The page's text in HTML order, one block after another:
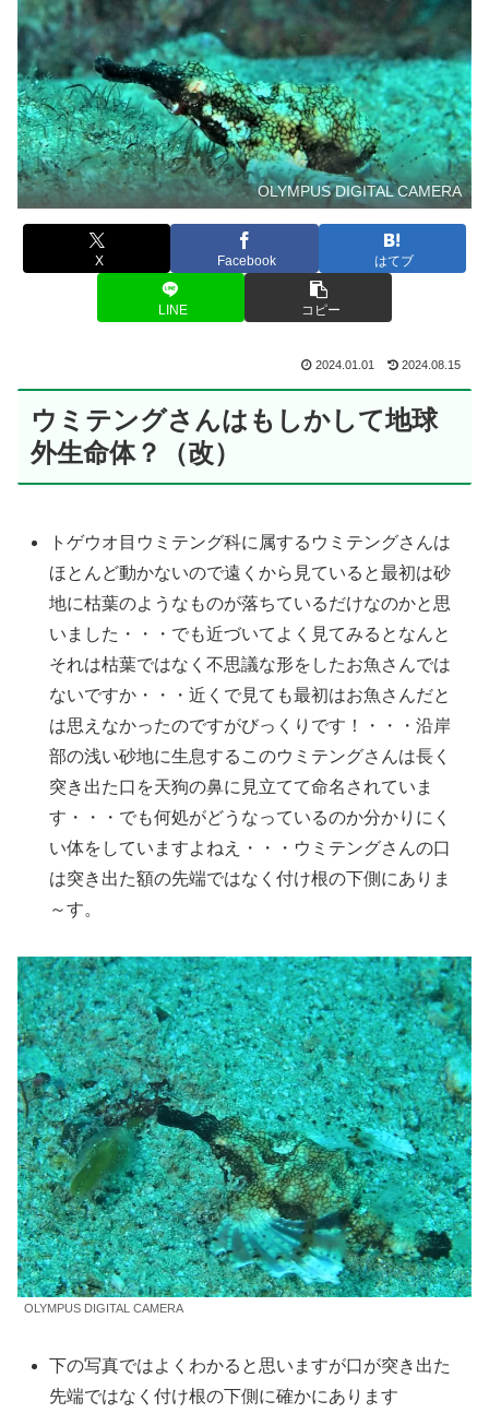
OLYMPUS DIGITAL CAMERA
X Facebook はてブ
LINE コピー
2024.01.01 2024.08.15
ウミテングさんはもしかして地球
外生命体？（改）
トゲウオ目ウミテング科に属するウミテングさんは
ほとんど動かないので遠くから見ていると最初は砂
地に枯葉のようなものが落ちているだけなのかと思
いました・・・でも近づいてよく見てみるとなんと
それは枯葉ではなく不思議な形をしたお魚さんでは
ないですか・・・近くで見ても最初はお魚さんだと
は思えなかったのですがびっくりです！・・・沿岸
部の浅い砂地に生息するこのウミテングさんは長く
突き出た口を天狗の鼻に見立てて命名されていま
す・・・でも何処がどうなっているのか分かりにく
い体をしていますよねえ・・・ウミテングさんの口
は突き出た額の先端ではなく付け根の下側にありま
～す。
OLYMPUS DIGITAL CAMERA
下の写真ではよくわかると思いますが口が突き出た
先端ではなく付け根の下側に確かにあります